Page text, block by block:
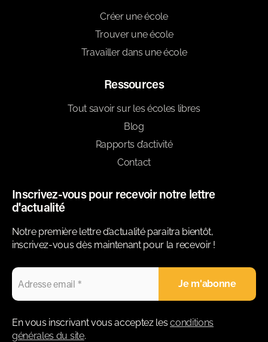
Créer une école
Trouver une école
Travailler dans une école
Ressources
Tout savoir sur les écoles libres
Blog
Rapports d’activité
Contact
Inscrivez-vous pour recevoir notre lettre
d'actualité
Notre première lettre d’actualité paraitra bientôt,
inscrivez-vous dès maintenant pour la recevoir !
En vous inscrivant vous acceptez lesconditions
générales du site.